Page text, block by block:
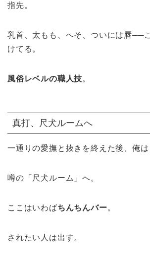
指先。
乳首、太もも、へそ、ついには唇──
けてる。
風俗レベルの職人技。
真打、尺犬ルームへ
一通りの愛撫と抜きを終えた後、俺は
噂の「尺犬ルーム」へ。
ここはいわばちんちんバー。
されたい人は出す。